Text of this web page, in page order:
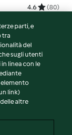
4.6 (80)
parti, e
tra
del
sugli utenti
linea con le
elemento
link)
altre